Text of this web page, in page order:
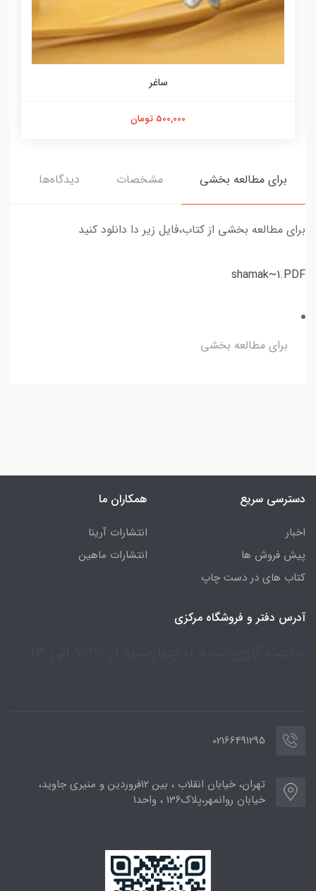
ساغر
500,000 تومان
برای مطالعه بخشی مشخصات دیدگاه‌ها
برای مطالعه بخشی از کتاب،فایل زیر دا دانلود کنید
shamak~1.PDF
برای مطالعه بخشی
دسترسی سریع
اخبار
پیش فروش ها
کتاب های در دست چاپ
همکاران ما
انتشارات آرینا
انتشارات ماهین
آدرس دفتر و فروشگاه مرکزی
02166491295
تهران، خیابان انقلاب ، بین 12فروردین و منیری جاوید،
خیابان روانمهر،پلاک136 ، واحد1